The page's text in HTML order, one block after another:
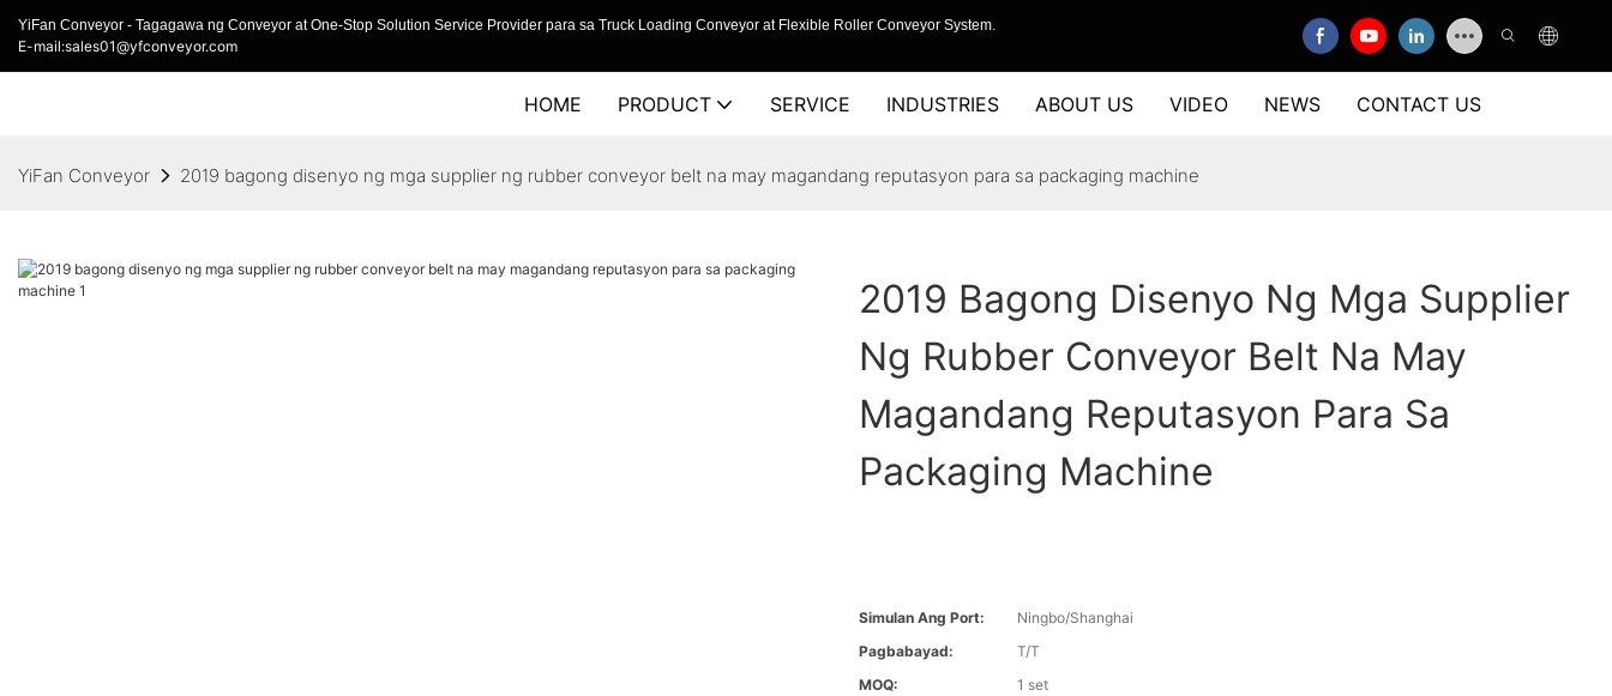
YiFan Conveyor - Tagagawa ng Conveyor at One-Stop Solution Service Provider para sa Truck Loading Conveyor at Flexible Roller Conveyor System.
E-mail:sales01@yfconveyor.com
HOME PRODUCT SERVICE INDUSTRIES ABOUT US VIDEO NEWS CONTACT US
YiFan Conveyor 2019 bagong disenyo ng mga supplier ng rubber conveyor belt na may magandang reputasyon para sa packaging machine
2019 Bagong Disenyo Ng Mga Supplier
Ng Rubber Conveyor Belt Na May
Magandang Reputasyon Para Sa
Packaging Machine
Simulan Ang Port:
Ningbo/Shanghai
Pagbabayad:
T/T
MOQ:
1 set